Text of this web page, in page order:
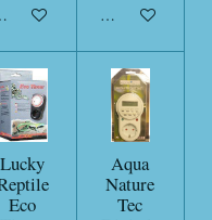
winkelwagen In winkelwagen
Lucky
Eco
Aqua
Nature
Tec